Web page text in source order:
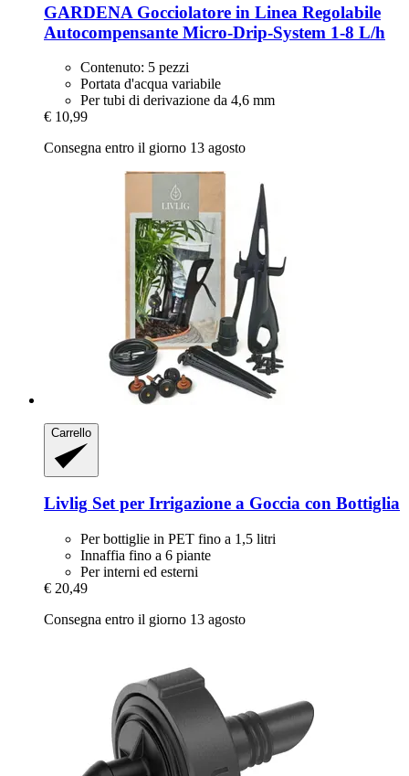
GARDENA Gocciolatore in Linea Regolabile
Autocompensante Micro-​Drip-​System 1-​8 L/h
Contenuto: 5 pezzi
Portata d'acqua variabile
Per tubi di derivazione da 4,6 mm
€ 10,99
Consegna entro il giorno 13 agosto
Carrello
Livlig Set per Irrigazione a Goccia con Bottiglia
Per bottiglie in PET fino a 1,5 litri
Innaffia fino a 6 piante
Per interni ed esterni
€ 20,49
Consegna entro il giorno 13 agosto